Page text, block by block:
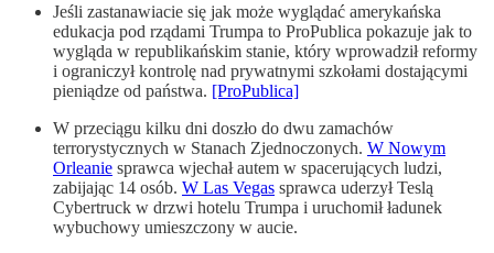
Jeśli zastanawiacie się jak może wyglądać amerykańska
edukacja pod rządami Trumpa to ProPublica pokazuje jak to
wygląda w republikańskim stanie, który wprowadził reformy
i ograniczył kontrolę nad prywatnymi szkołami dostającymi
pieniądze od państwa. [ProPublica]
W przeciągu kilku dni doszło do dwu zamachów
terrorystycznych w Stanach Zjednoczonych. W Nowym
Orleanie sprawca wjechał autem w spacerujących ludzi,
zabijając 14 osób. W Las Vegas sprawca uderzył Teslą
Cybertruck w drzwi hotelu Trumpa i uruchomił ładunek
wybuchowy umieszczony w aucie.